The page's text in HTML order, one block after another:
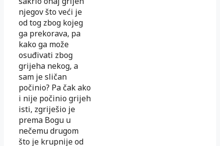
njegov što veći je
od tog zbog kojeg
ga prekorava, pa
kako ga može
osuđivati zbog
grijeha nekog, a
sam je sličan
počinio? Pa čak ako
i nije počinio grijeh
isti, zgriješio je
prema Bogu u
nečemu drugom
što je krupnije od